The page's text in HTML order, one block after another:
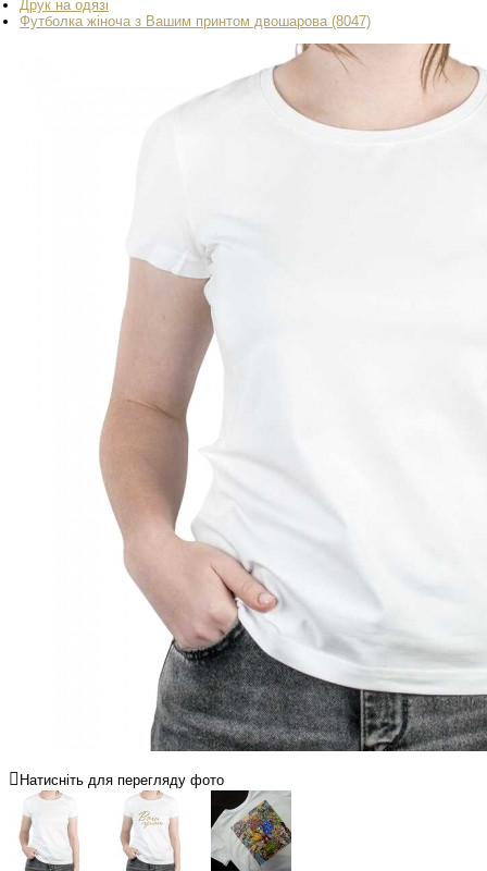
Друк на одязі
Футболка жіноча з Вашим принтом двошарова (8047)
Натисніть для перегляду фото